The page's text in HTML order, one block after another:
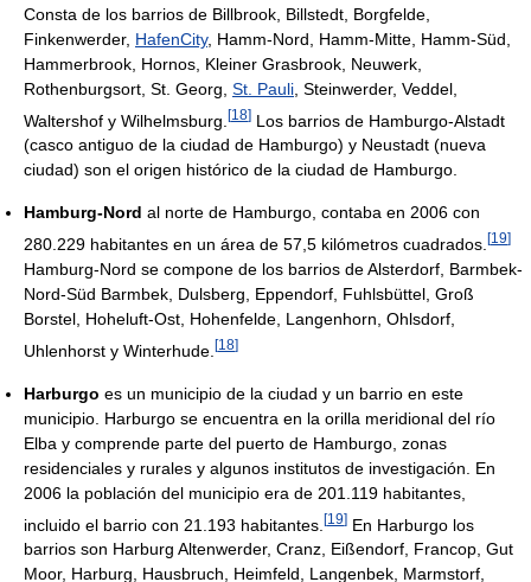
Consta de los barrios de Billbrook, Billstedt, Borgfelde,
Finkenwerder, HafenCity, Hamm-Nord, Hamm-Mitte, Hamm-Süd,
Hammerbrook, Hornos, Kleiner Grasbrook, Neuwerk,
Rothenburgsort, St. Georg, St. Pauli , Steinwerder, Veddel,
Waltershof y Wilhelmsburg. [18] Los barrios de Hamburgo-Alstadt
(casco antiguo de la ciudad de Hamburgo) y Neustadt (nueva
ciudad) son el origen histórico de la ciudad de Hamburgo.
Hamburg-Nord al norte de Hamburgo, contaba en 2006 con
280.229 habitantes en un área de 57,5 kilómetros cuadrados. [19]
Hamburg-Nord se compone de los barrios de Alsterdorf, Barmbek-
Nord-Süd Barmbek, Dulsberg, Eppendorf, Fuhlsbüttel, Groß
Borstel, Hoheluft-Ost, Hohenfelde, Langenhorn, Ohlsdorf,
Uhlenhorst y Winterhude. [18]
Harburgo es un municipio de la ciudad y un barrio en este
municipio. Harburgo se encuentra en la orilla meridional del río
Elba y comprende parte del puerto de Hamburgo, zonas
residenciales y rurales y algunos institutos de investigación. En
2006 la población del municipio era de 201.119 habitantes,
incluido el barrio con 21.193 habitantes. [19] En Harburgo los
barrios son Harburg Altenwerder, Cranz, Eißendorf, Francop, Gut
Moor, Harburg, Hausbruch, Heimfeld, Langenbek, Marmstorf,